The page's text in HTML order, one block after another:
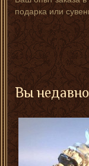
подарка или
Вы